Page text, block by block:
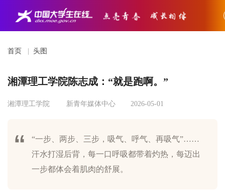
首页 头图
湘潭理工学院陈志成：“就是跑啊。”
湘潭理工学院 新青年媒体中心 2026-05-01
“一步、两步、三步，吸气、呼气、再吸气”……
汗水打湿后背，每一口呼吸都带着灼热，每迈出
一步都体会着肌肉的舒展。